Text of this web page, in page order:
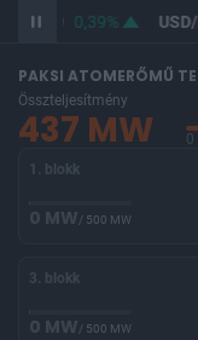
364,59 0,39%
PAKSI ATOMERŐMŰ
Összteljesítmény
437 MW
1. blokk
0 MW/ 500 MW
3. blokk
0 MW/ 500 MW